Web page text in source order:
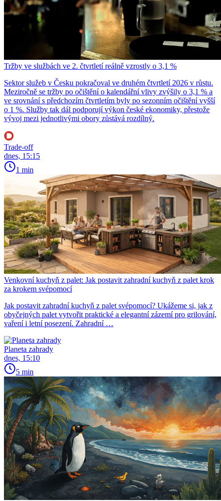
Tržby ve službách ve 2. čtvrtletí reálně vzrostly o 3,1 %
Sektor služeb v Česku pokračoval ve druhém čtvrtletí 2026 v růstu.
Meziročně se tržby po očištění o kalendářní vlivy zvýšily o 3,1 % a
ve srovnání s předchozím čtvrtletím byly po sezonním očištění vyšší
o 1 %. Služby tak dál podporují výkon české ekonomiky, přestože
vývoj mezi jednotlivými obory zůstává rozdílný.
Trade-off
dnes, 15:15
1 min
Venkovní kuchyň z palet: Jak postavit zahradní kuchyň z palet krok
za krokem svépomocí
Jak postavit zahradní kuchyň z palet svépomocí? Ukážeme si, jak z
obyčejných palet vytvořit praktické a elegantní zázemí pro grilování,
vaření i letní posezení. Zahradní …
Planeta zahrady
dnes, 15:10
5 min